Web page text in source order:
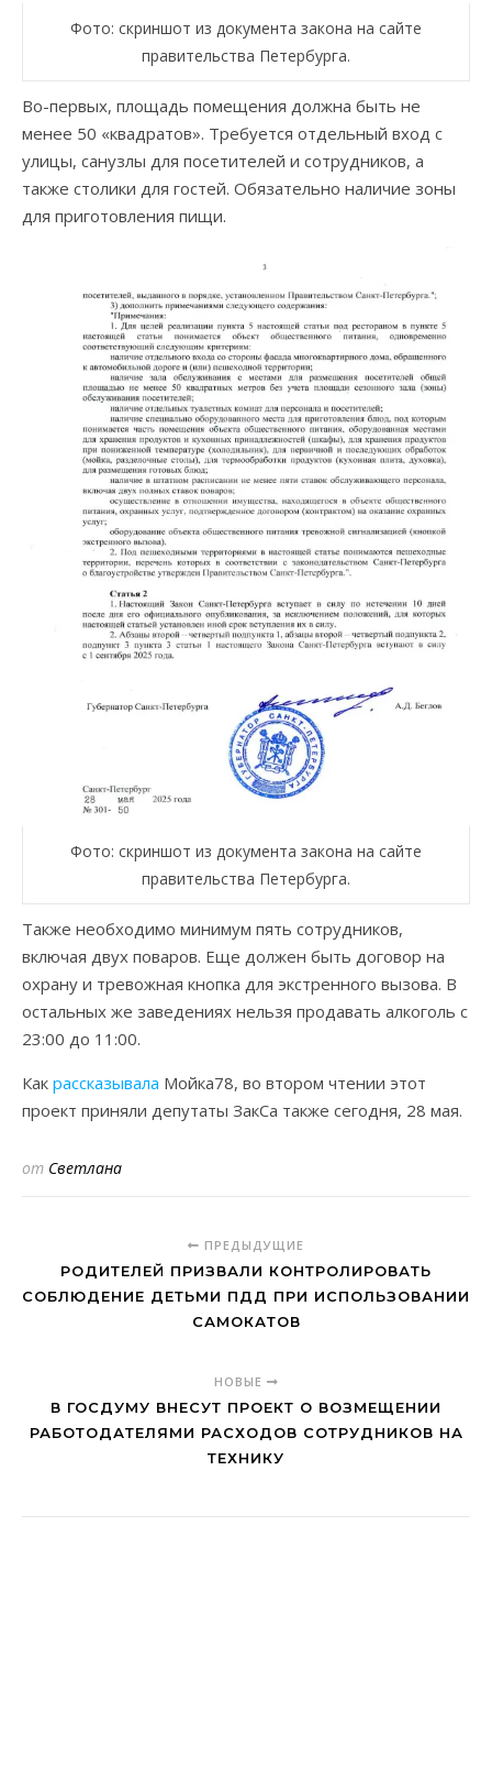
Фото: скриншот из документа закона на сайте
правительства Петербурга.
Во-первых, площадь помещения должна быть не
менее 50 «квадратов». Требуется отдельный вход с
улицы, санузлы для посетителей и сотрудников, а
также столики для гостей. Обязательно наличие зоны
для приготовления пищи.
Фото: скриншот из документа закона на сайте
правительства Петербурга.
Также необходимо минимум пять сотрудников,
включая двух поваров. Еще должен быть договор на
охрану и тревожная кнопка для экстренного вызова. В
остальных же заведениях нельзя продавать алкоголь с
23:00 до 11:00.
Как рассказывала Мойка78, во втором чтении этот
проект приняли депутаты ЗакСа также сегодня, 28 мая.
от Светлана
ПРЕДЫДУЩИЕ
РОДИТЕЛЕЙ ПРИЗВАЛИ КОНТРОЛИРОВАТЬ
СОБЛЮДЕНИЕ ДЕТЬМИ ПДД ПРИ ИСПОЛЬЗОВАНИИ
САМОКАТОВ
НОВЫЕ
В ГОСДУМУ ВНЕСУТ ПРОЕКТ О ВОЗМЕЩЕНИИ
РАБОТОДАТЕЛЯМИ РАСХОДОВ СОТРУДНИКОВ НА
ТЕХНИКУ